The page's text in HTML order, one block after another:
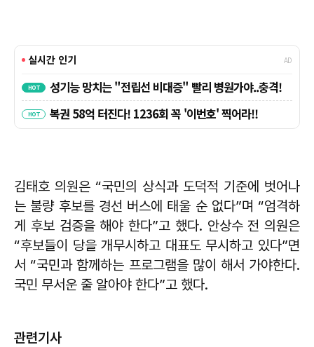
김태호 의원은 “국민의 상식과 도덕적 기준에 벗어나
는 불량 후보를 경선 버스에 태울 순 없다”며 “엄격하
게 후보 검증을 해야 한다”고 했다. 안상수 전 의원은
“후보들이 당을 개무시하고 대표도 무시하고 있다”면
서 “국민과 함께하는 프로그램을 많이 해서 가야한다.
국민 무서운 줄 알아야 한다”고 했다.
관련기사